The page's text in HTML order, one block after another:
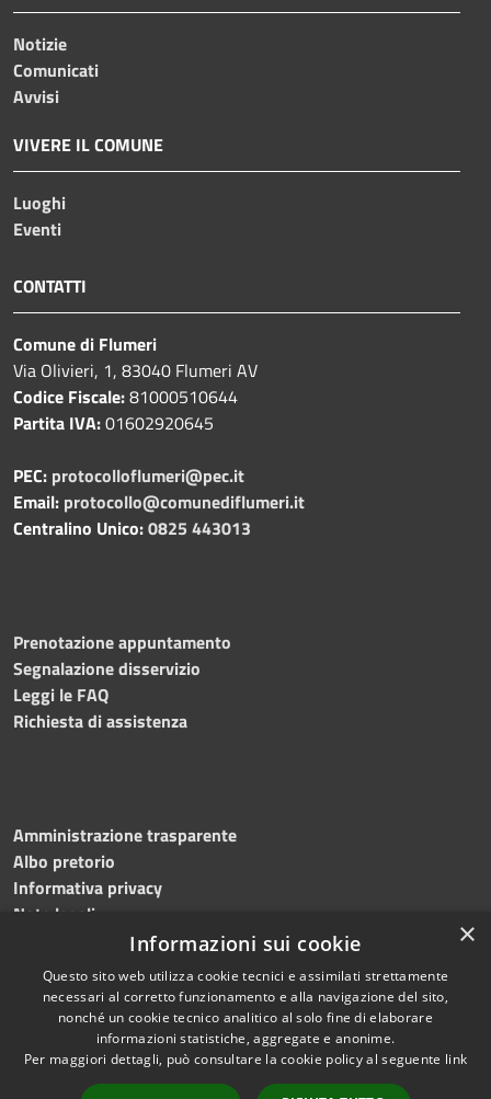
Notizie
Comunicati
Avvisi
VIVERE IL COMUNE
Luoghi
Eventi
CONTATTI
Comune di Flumeri
Via Olivieri, 1, 83040 Flumeri AV
Codice Fiscale:81000510644
Partita IVA:01602920645
PEC: protocolloflumeri@pec.it
Email: protocollo@comunediflumeri.it
Centralino Unico:0825 443013
Prenotazione appuntamento
Segnalazione disservizio
Leggi le FAQ
Richiesta di assistenza
Amministrazione trasparente
Albo pretorio
Informativa privacy
Note legali
Dichiarazione di accessibilità
Accessibilità
Copyright © 2026 • Comune di
Flumeri • Powered by
×
Informazioni sui cookie
Questo sito web utilizza cookie tecnici e assimilati strettamente
necessari al corretto funzionamento e alla navigazione del sito,
nonché un cookie tecnico analitico al solo fine di elaborare
informazioni statistiche, aggregate e anonime.
Per maggiori dettagli, può consultare la cookie policy al seguente link